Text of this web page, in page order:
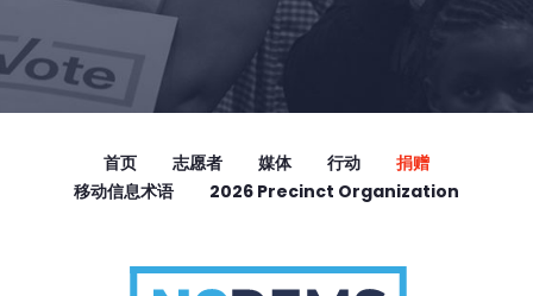
首页 志愿者 媒体 行动
捐赠
移动信息术语
2026 Precinct Organization